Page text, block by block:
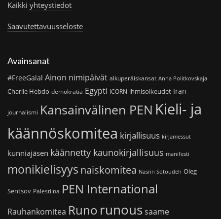
Kaikki yhteystiedot
Saavutettavuusseloste
Avainsanat
#FreeGalal Ainon nimipäivät alkuperäiskansat Anna Politkovskaja
Charlie Hebdo demokratia Egypti ICORN ihmisoikeudet Iran
journalismi Kansainvälinen PEN Kieli- ja
käännöskomitea kirjallisuus kirjamessut
kunniajäsen käännetty kaunokirjallisuus manifesti
monikielisyys naiskomitea Nasrin Sotoudeh Oleg
Sentsov Palestiina PEN International
Rauhankomitea Runo runoussaame